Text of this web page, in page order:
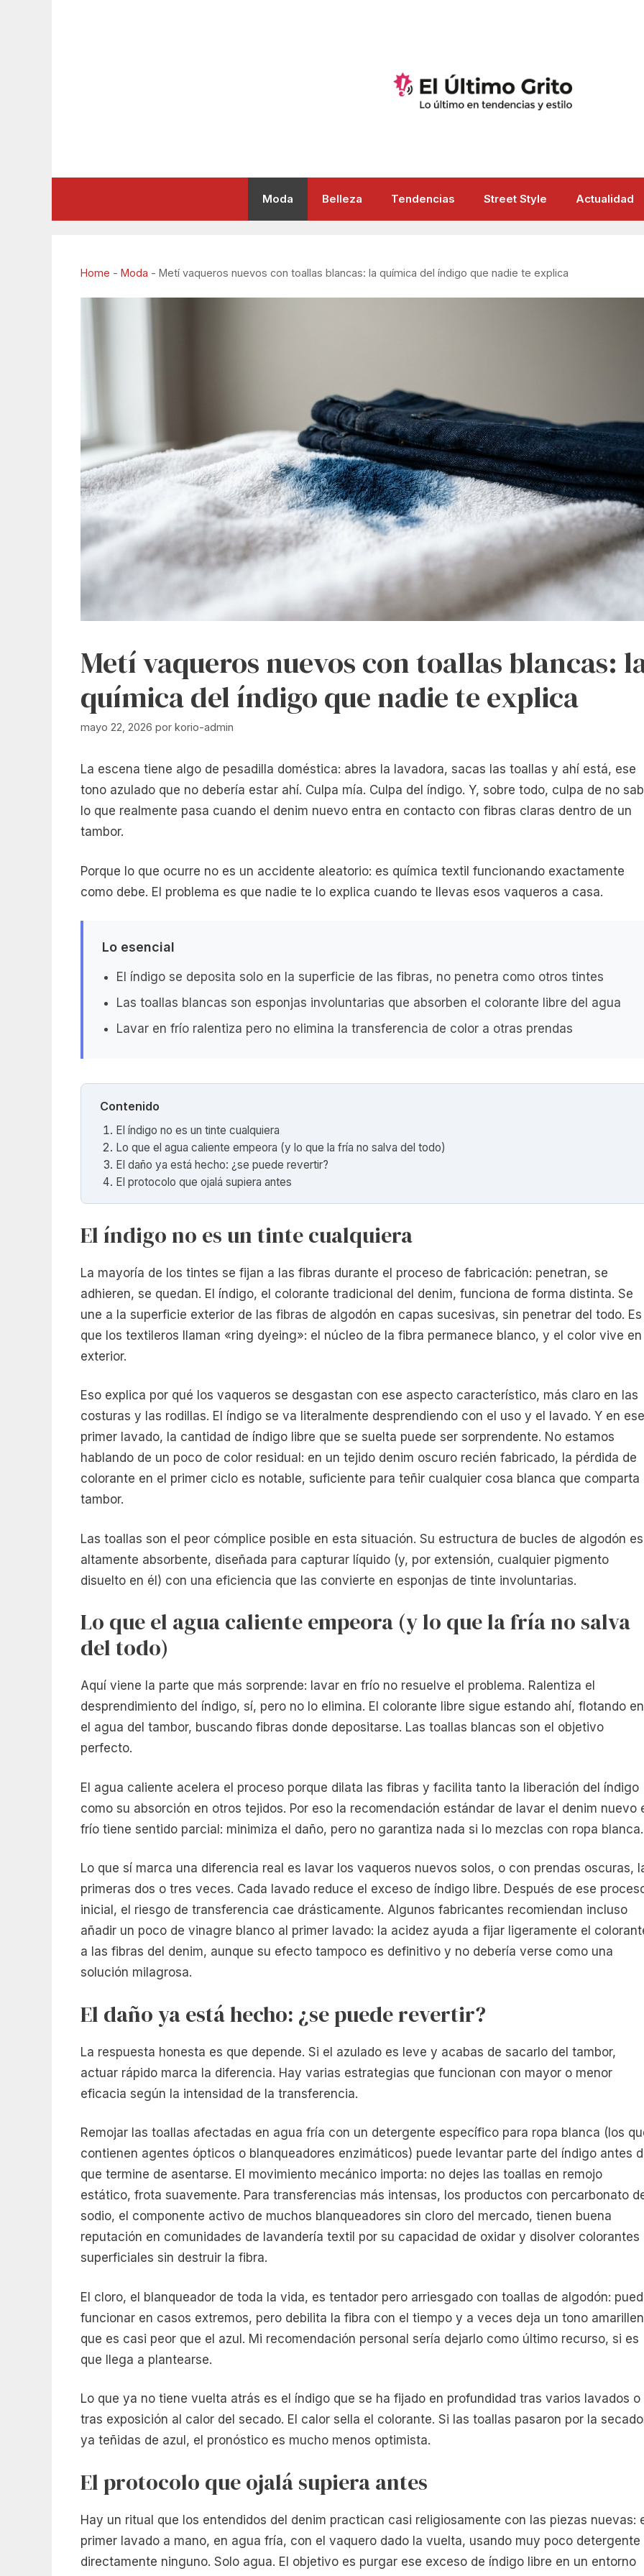
Moda Belleza Tendencias Street Style Actualidad
Home - Moda - Metí vaqueros nuevos con toallas blancas: la química del índigo que nadie te explica
Metí vaqueros nuevos con toallas blancas:
química del índigo que nadie te explica
mayo 22, 2026 por korio-admin
La escena tiene algo de pesadilla doméstica: abres la lavadora, sacas las toallas y ahí está, ese
tono azulado que no debería estar ahí. Culpa mía. Culpa del índigo. Y, sobre todo, culpa de no
lo que realmente pasa cuando el denim nuevo entra en contacto con fibras claras dentro de un
tambor.
Porque lo que ocurre no es un accidente aleatorio: es química textil funcionando exactamente
como debe. El problema es que nadie te lo explica cuando te llevas esos vaqueros a casa.
Lo esencial
El índigo se deposita solo en la superficie de las fibras, no penetra como otros tintes
Las toallas blancas son esponjas involuntarias que absorben el colorante libre del agua
Lavar en frío ralentiza pero no elimina la transferencia de color a otras prendas
Contenido
El índigo no es un tinte cualquiera
Lo que el agua caliente empeora (y lo que la fría no salva del todo)
El daño ya está hecho: ¿se puede revertir?
El protocolo que ojalá supiera antes
El índigo no es un tinte cualquiera
La mayoría de los tintes se fijan a las fibras durante el proceso de fabricación: penetran, se
adhieren, se quedan. El índigo, el colorante tradicional del denim, funciona de forma distinta. Se
une a la superficie exterior de las fibras de algodón en capas sucesivas, sin penetrar del todo.
que los textileros llaman «ring dyeing»: el núcleo de la fibra permanece blanco, y el color vive en
exterior.
Eso explica por qué los vaqueros se desgastan con ese aspecto característico, más claro en las
costuras y las rodillas. El índigo se va literalmente desprendiendo con el uso y el lavado. Y en ese
primer lavado, la cantidad de índigo libre que se suelta puede ser sorprendente. No estamos
hablando de un poco de color residual: en un tejido denim oscuro recién fabricado, la pérdida de
colorante en el primer ciclo es notable, suficiente para teñir cualquier cosa blanca que comparta
tambor.
Las toallas son el peor cómplice posible en esta situación. Su estructura de bucles de algodón es
altamente absorbente, diseñada para capturar líquido (y, por extensión, cualquier pigmento
disuelto en él) con una eficiencia que las convierte en esponjas de tinte involuntarias.
Lo que el agua caliente empeora (y lo que la fría no salva
del todo)
Aquí viene la parte que más sorprende: lavar en frío no resuelve el problema. Ralentiza el
desprendimiento del índigo, sí, pero no lo elimina. El colorante libre sigue estando ahí, flotando en
el agua del tambor, buscando fibras donde depositarse. Las toallas blancas son el objetivo
perfecto.
El agua caliente acelera el proceso porque dilata las fibras y facilita tanto la liberación del índigo
como su absorción en otros tejidos. Por eso la recomendación estándar de lavar el denim nuevo
frío tiene sentido parcial: minimiza el daño, pero no garantiza nada si lo mezclas con ropa blanca.
Lo que sí marca una diferencia real es lavar los vaqueros nuevos solos, o con prendas oscuras,
primeras dos o tres veces. Cada lavado reduce el exceso de índigo libre. Después de ese
inicial, el riesgo de transferencia cae drásticamente. Algunos fabricantes recomiendan incluso
añadir un poco de vinagre blanco al primer lavado: la acidez ayuda a fijar ligeramente el
a las fibras del denim, aunque su efecto tampoco es definitivo y no debería verse como una
solución milagrosa.
El daño ya está hecho: ¿se puede revertir?
La respuesta honesta es que depende. Si el azulado es leve y acabas de sacarlo del tambor,
actuar rápido marca la diferencia. Hay varias estrategias que funcionan con mayor o menor
eficacia según la intensidad de la transferencia.
Remojar las toallas afectadas en agua fría con un detergente específico para ropa blanca (los
contienen agentes ópticos o blanqueadores enzimáticos) puede levantar parte del índigo antes
que termine de asentarse. El movimiento mecánico importa: no dejes las toallas en remojo
estático, frota suavemente. Para transferencias más intensas, los productos con percarbonato
sodio, el componente activo de muchos blanqueadores sin cloro del mercado, tienen buena
reputación en comunidades de lavandería textil por su capacidad de oxidar y disolver colorantes
superficiales sin destruir la fibra.
El cloro, el blanqueador de toda la vida, es tentador pero arriesgado con toallas de algodón:
funcionar en casos extremos, pero debilita la fibra con el tiempo y a veces deja un tono
que es casi peor que el azul. Mi recomendación personal sería dejarlo como último recurso, si es
que llega a plantearse.
Lo que ya no tiene vuelta atrás es el índigo que se ha fijado en profundidad tras varios lavados o
tras exposición al calor del secado. El calor sella el colorante. Si las toallas pasaron por la
ya teñidas de azul, el pronóstico es mucho menos optimista.
El protocolo que ojalá supiera antes
Hay un ritual que los entendidos del denim practican casi religiosamente con las piezas nuevas:
primer lavado a mano, en agua fría, con el vaquero dado la vuelta, usando muy poco detergente
directamente ninguno. Solo agua. El objetivo es purgar ese exceso de índigo libre en un entorno